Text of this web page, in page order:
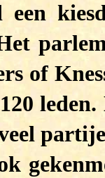
of